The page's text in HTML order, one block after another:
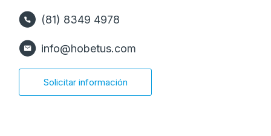
(81) 8349 4978
info@hobetus.com
Solicitar información